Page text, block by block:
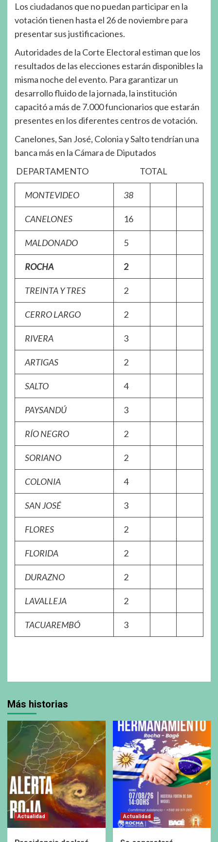
Los ciudadanos que no puedan participar en la
votación tienen hasta el 26 de noviembre para
presentar sus justificaciones.
Autoridades de la Corte Electoral estiman que los
resultados de las elecciones estarán disponibles la
misma noche del evento. Para garantizar un
desarrollo fluido de la jornada, la institución
capacitó a más de 7.000 funcionarios que estarán
presentes en los diferentes centros de votación.
Canelones, San José, Colonia y Salto tendrían una
banca más en la Cámara de Diputados
DEPARTAMENTO TOTAL
MONTEVIDEO 38
CANELONES 16
MALDONADO 5
ROCHA 2
TREINTA Y TRES 2
CERRO LARGO 2
RIVERA 3
ARTIGAS 2
SALTO 4
PAYSANDÚ 3
RÍO NEGRO 2
SORIANO 2
COLONIA 4
SAN JOSÉ 3
FLORES 2
FLORIDA 2
DURAZNO 2
LAVALLEJA 2
TACUAREMBÓ 3
Más historias
Actualidad Actualidad